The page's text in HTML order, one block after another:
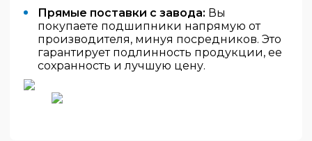
Прямые поставки с завода: Вы
покупаете подшипники напрямую от
производителя, минуя посредников. Это
гарантирует подлинность продукции, ее
сохранность и лучшую цену.